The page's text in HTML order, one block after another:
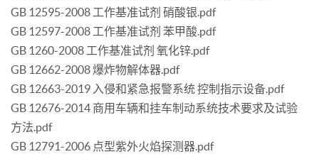
GB 12595-2008 工作基准试剂 硝酸银.pdf
GB 12597-2008 工作基准试剂 苯甲酸.pdf
GB 1260-2008 工作基准试剂 氧化锌.pdf
GB 12662-2008 爆炸物解体器.pdf
GB 12663-2019 入侵和紧急报警系统 控制指示设备.pdf
GB 12676-2014 商用车辆和挂车制动系统技术要求及试验
方法.pdf
GB 12791-2006 点型紫外火焰探测器.pdf